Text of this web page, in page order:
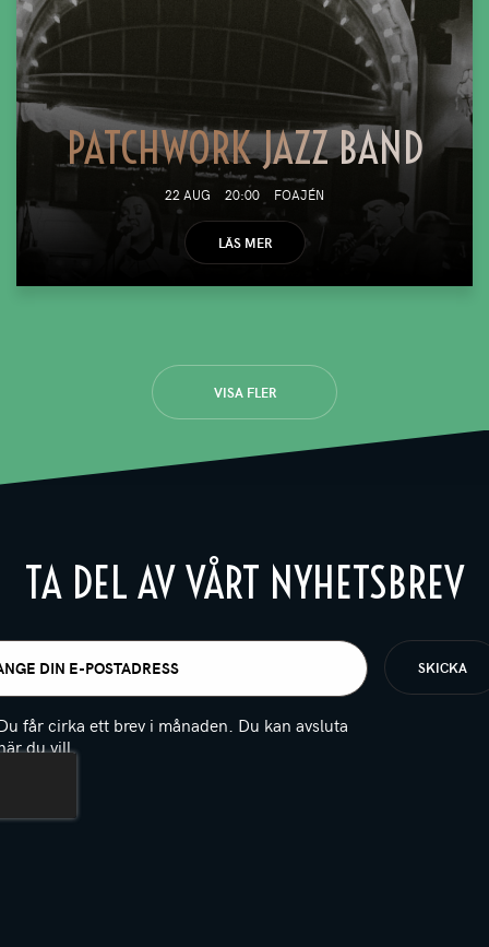
PATCHWORK JAZZ BAND
22 AUG 20:00 FOAJÉN
LÄS MER
VISA FLER
TA DEL AV VÅRT NYHETSBREV
får cirka ett brev i månaden. Du kan avsluta
du vill.